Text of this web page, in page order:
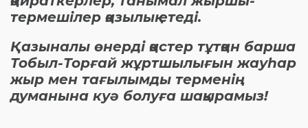
термешілер қазылық етеді.
Қазыналы өнерді қастер тұтқан барша
Тобыл-Торғай жұртшылығын жауһар
жыр мен тағылымды терменің
думанына куә болуға шақырамыз!